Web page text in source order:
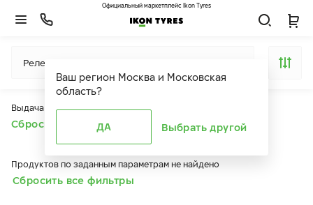
Ваш регион Москва и Московская
область?
ДА Выбрать другой
Официальный маркетплейс Ikon Tyres
Релевантность
Выдача продуктов ограничена действием фильтров
Сбросить все фильтры
Продуктов по заданным параметрам не найдено
Сбросить все фильтры